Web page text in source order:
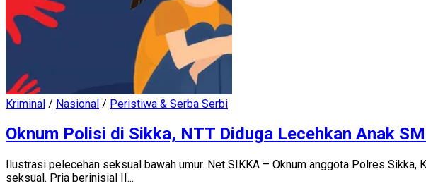
Kriminal / Nasional / Peristiwa & Serba Serbi
Oknum Polisi di Sikka, NTT Diduga Lecehkan Anak
Ilustrasi pelecehan seksual bawah umur. Net SIKKA – Oknum anggota Polres
seksual. Pria berinisial II...